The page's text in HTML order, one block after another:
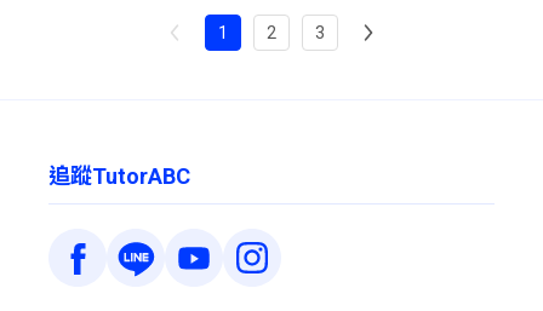
1 2 3
追蹤TutorABC